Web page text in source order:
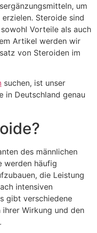
um
Steroide sind
Vorteile als auch
Artikel werden wir
von Steroiden im
suchen, ist unser
in Deutschland genau
des männlichen
werden häufig
die Leistung
intensiven
gibt verschiedene
Wirkung und den